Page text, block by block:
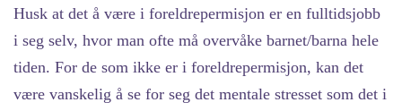
Husk at det å være i foreldrepermisjon er en fulltidsjobb
i seg selv, hvor man ofte må overvåke barnet/barna hele
tiden. For de som ikke er i foreldrepermisjon, kan det
være vanskelig å se for seg det mentale stresset som det i